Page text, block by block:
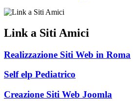
Link a Siti Amici
Realizzazione Siti Web in Roma
Self elp Pediatrico
Creazione Siti Web Joomla